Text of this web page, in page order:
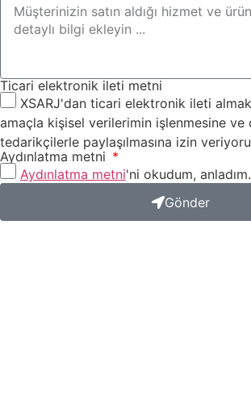
Ticari elektronik ileti metni
XSARJ'dan ticari elektronik ileti
amaçla kişisel verilerimin işlenmesine ve
tedarikçilerle paylaşılmasına izin
Aydınlatma metni
Aydınlatma metni'ni okudum, anladım.
Gönder